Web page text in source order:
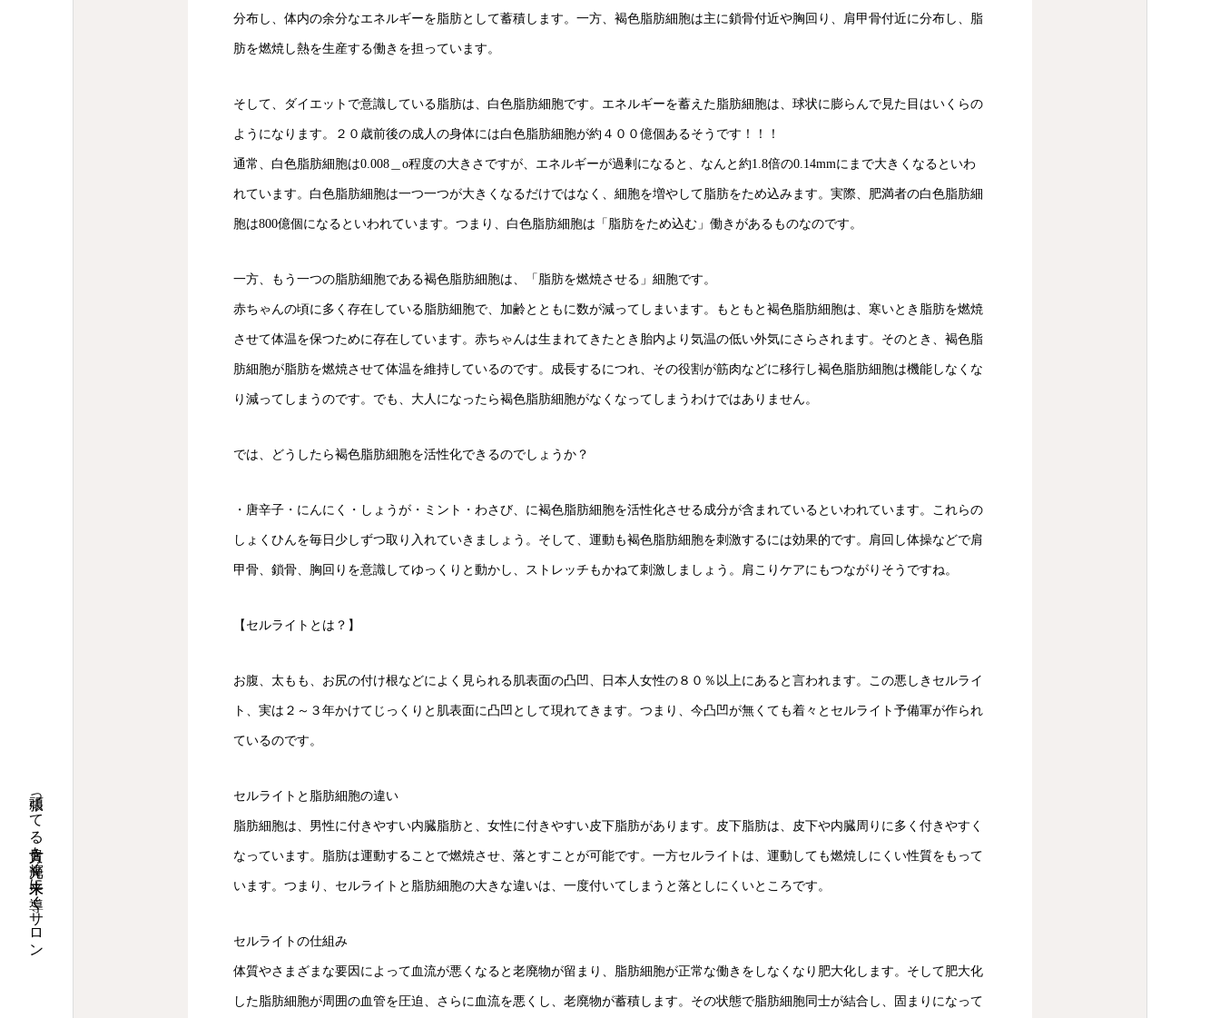
頑張ってる貴方を光輝く未来に導くサロン
分布し、体内の余分なエネルギーを脂肪として蓄積します。一方、褐色脂肪細胞は主に鎖骨付近や胸回り、肩甲骨付近に分布し、脂
肪を燃焼し熱を生産する働きを担っています。
そして、ダイエットで意識している脂肪は、白色脂肪細胞です。エネルギーを蓄えた脂肪細胞は、球状に膨らんで見た目はいくらの
ようになります。２０歳前後の成人の身体には白色脂肪細胞が約４００億個あるそうです！！！
通常、白色脂肪細胞は0.008＿o程度の大きさですが、エネルギーが過剰になると、なんと約1.8倍の0.14mmにまで大きくなるといわ
れています。白色脂肪細胞は一つ一つが大きくなるだけではなく、細胞を増やして脂肪をため込みます。実際、肥満者の白色脂肪細
胞は800億個になるといわれています。つまり、白色脂肪細胞は「脂肪をため込む」働きがあるものなのです。
一方、もう一つの脂肪細胞である褐色脂肪細胞は、「脂肪を燃焼させる」細胞です。
赤ちゃんの頃に多く存在している脂肪細胞で、加齢とともに数が減ってしまいます。もともと褐色脂肪細胞は、寒いとき脂肪を燃焼
させて体温を保つために存在しています。赤ちゃんは生まれてきたとき胎内より気温の低い外気にさらされます。そのとき、褐色脂
肪細胞が脂肪を燃焼させて体温を維持しているのです。成長するにつれ、その役割が筋肉などに移行し褐色脂肪細胞は機能しなくな
り減ってしまうのです。でも、大人になったら褐色脂肪細胞がなくなってしまうわけではありません。
では、どうしたら褐色脂肪細胞を活性化できるのでしょうか？
・唐辛子・にんにく・しょうが・ミント・わさび、に褐色脂肪細胞を活性化させる成分が含まれているといわれています。これらの
しょくひんを毎日少しずつ取り入れていきましょう。そして、運動も褐色脂肪細胞を刺激するには効果的です。肩回し体操などで肩
甲骨、鎖骨、胸回りを意識してゆっくりと動かし、ストレッチもかねて刺激しましょう。肩こりケアにもつながりそうですね。
【セルライトとは？】
お腹、太もも、お尻の付け根などによく見られる肌表面の凸凹、日本人女性の８０％以上にあると言われます。この悪しきセルライ
ト、実は２～３年かけてじっくりと肌表面に凸凹として現れてきます。つまり、今凸凹が無くても着々とセルライト予備軍が作られ
ているのです。
セルライトと脂肪細胞の違い
脂肪細胞は、男性に付きやすい内臓脂肪と、女性に付きやすい皮下脂肪があります。皮下脂肪は、皮下や内臓周りに多く付きやすく
なっています。脂肪は運動することで燃焼させ、落とすことが可能です。一方セルライトは、運動しても燃焼しにくい性質をもって
います。つまり、セルライトと脂肪細胞の大きな違いは、一度付いてしまうと落としにくいところです。
セルライトの仕組み
体質やさまざまな要因によって血流が悪くなると老廃物が留まり、脂肪細胞が正常な働きをしなくなり肥大化します。そして肥大化
した脂肪細胞が周囲の血管を圧迫、さらに血流を悪くし、老廃物が蓄積します。その状態で脂肪細胞同士が結合し、固まりになって